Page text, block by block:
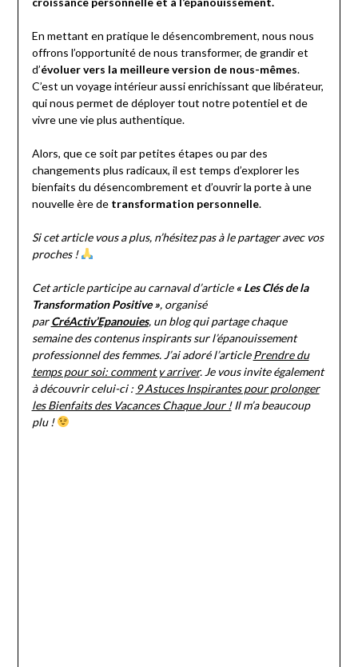
En mettant en pratique le désencombrement, nous nous
offrons l’opportunité de nous transformer, de grandir et
d’évoluer vers la meilleure version de nous-mêmes.
C’est un voyage intérieur aussi enrichissant que libérateur,
qui nous permet de déployer tout notre potentiel et de
vivre une vie plus authentique.
Alors, que ce soit par petites étapes ou par des
changements plus radicaux, il est temps d’explorer les
bienfaits du désencombrement et d’ouvrir la porte à une
nouvelle ère de transformation personnelle.
Si cet article vous a plus, n’hésitez pas à le partager avec vos
proches !
Cet article participe au carnaval d’article« Les Clés de la
Transformation Positive », organisé
parCréActiv’Epanouies, un blog qui partage chaque
semaine des contenus inspirants sur l’épanouissement
professionnel des femmes. J’ai adoré l’articlePrendre du
temps pour soi: comment y arriver. Je vous invite également
à découvrir celui-ci : 9 Astuces Inspirantes pour prolonger
les Bienfaits des Vacances Chaque Jour !Il m’a beaucoup
plu !